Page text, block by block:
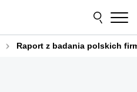
Raport z badania polskich